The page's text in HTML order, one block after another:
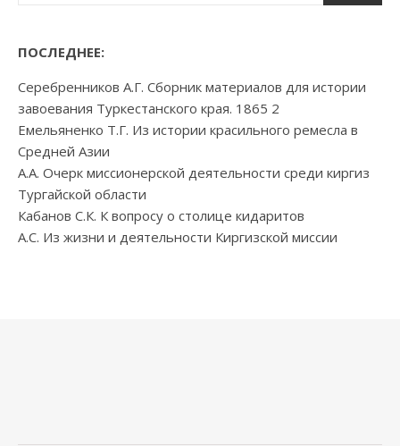
ПОСЛЕДНЕЕ:
Серебренников А.Г. Сборник материалов для истории
завоевания Туркестанского края. 1865 2
Емельяненко Т.Г. Из истории красильного ремесла в
Средней Азии
А.А. Очерк миссионерской деятельности среди киргиз
Тургайской области
Кабанов С.К. К вопросу о столице кидаритов
А.С. Из жизни и деятельности Киргизской миссии